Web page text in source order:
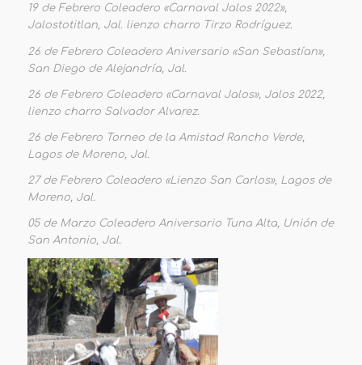
19 de Febrero Coleadero «Carnaval Jalos 2022»,
Jalostotitlan, Jal. lienzo charro Tirzo Rodríguez.
26 de Febrero Coleadero Aniversario «San Sebastían»,
San Diego de Alejandría, Jal.
26 de Febrero Coleadero «Carnaval Jalos», Jalos 2022,
lienzo charro Salvador Alvarez.
26 de Febrero Torneo de la Amistad Rancho Verde,
Lagos de Moreno, Jal.
27 de Febrero Coleadero «Lienzo San Carlos», Lagos de
Moreno, Jal.
05 de Marzo Coleadero Aniversario Tuna Alta, Unión de
San Antonio, Jal.